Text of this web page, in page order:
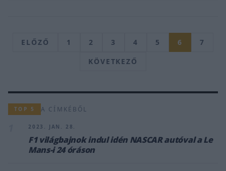
ELŐZŐ 1 2 3 4 5 6
7
KÖVETKEZŐ
TOP 5 A CÍMKÉBŐL
2023. JAN. 28.
F1 világbajnok indul idén NASCAR autóval a Le
Mans-i 24 óráson